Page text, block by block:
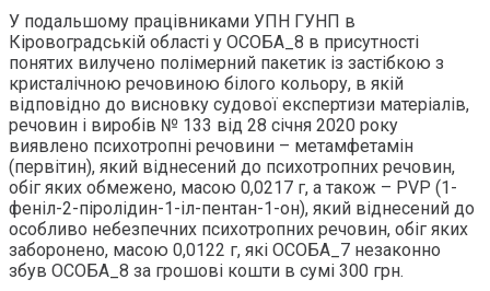
У подальшому працівниками УПН ГУНП в
Кіровоградській області у ОСОБА_8 в присутності
понятих вилучено полімерний пакетик із застібкою з
кристалічною речовиною білого кольору, в якій
відповідно до висновку судової експертизи матеріалів,
речовин і виробів № 133 від 28 січня 2020 року
виявлено психотропні речовини – метамфетамін
(первітин), який віднесений до психотропних речовин,
обіг яких обмежено, масою 0,0217 г, а також – PVP (1-
феніл-2-піролідин-1-іл-пентан-1-он), який віднесений до
особливо небезпечних психотропних речовин, обіг яких
заборонено, масою 0,0122 г, які ОСОБА_7 незаконно
збув ОСОБА_8 за грошові кошти в сумі 300 грн.